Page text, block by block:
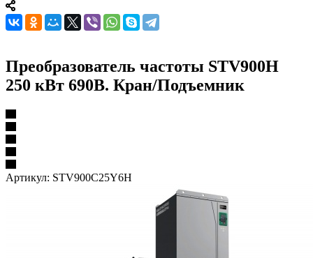
Преобразователь частоты STV900H
250 кВт 690В. Кран/Подъемник
Артикул: STV900C25Y6H